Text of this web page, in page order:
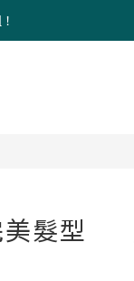
髮型